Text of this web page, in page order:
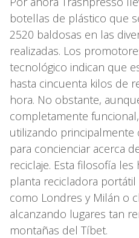
botellas de plástico que
2520 baldosas en las
realizadas. Los
tecnológico indican que
hasta cincuenta kilos de
hora. No obstante,
completamente
utilizando
para concienciar acerca
reciclaje. Esta filosofía
planta recicladora
como Londres y Milán o
alcanzando lugares tan
montañas del Tíbet.